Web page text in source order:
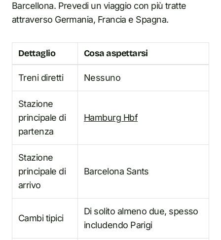
Barcellona. Prevedi un viaggio con più tratte
attraverso Germania, Francia e Spagna.
Dettaglio Cosa aspettarsi
Treni diretti Nessuno
Stazione
principale di
partenza
Hamburg Hbf
Stazione
principale di
arrivo
Barcelona Sants
Cambi tipici
Di solito almeno due, spesso
includendo Parigi